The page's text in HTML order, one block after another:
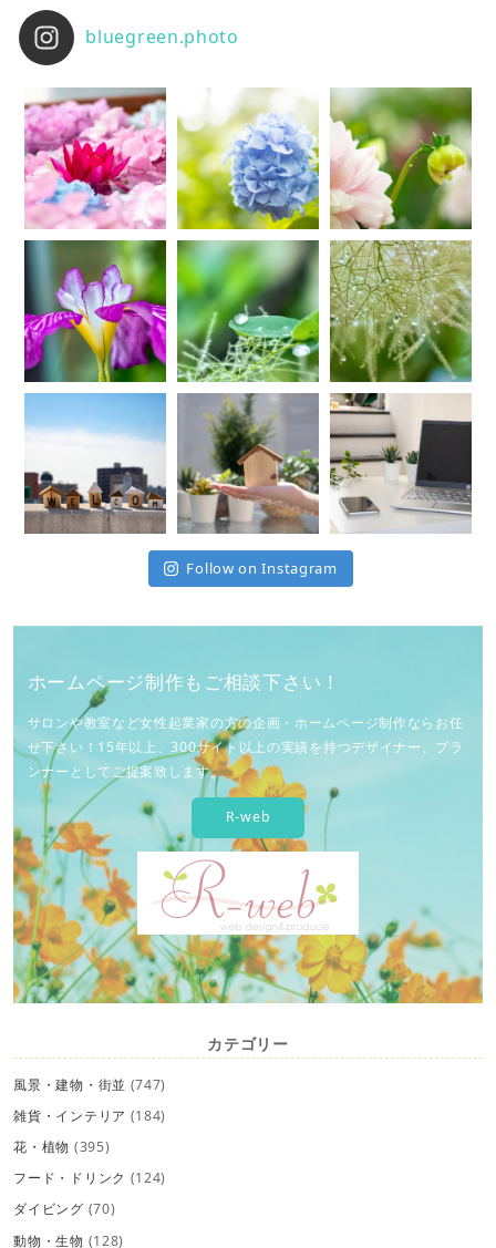
bluegreen.photo
Follow on Instagram
ホームページ制作もご相談下さい！
サロンや教室など女性起業家の方の企画・ホームページ制作ならお任
せ下さい！15年以上、300サイト以上の実績を持つデザイナー、プラ
ンナーとしてご提案致します。
R-web
カテゴリー
風景・建物・街並 (747)
雑貨・インテリア (184)
花・植物 (395)
フード・ドリンク (124)
ダイビング (70)
動物・生物 (128)